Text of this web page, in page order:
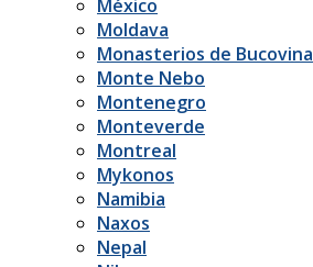
México
Moldava
Monasterios de Bucovina
Monte Nebo
Montenegro
Monteverde
Montreal
Mykonos
Namibia
Naxos
Nepal